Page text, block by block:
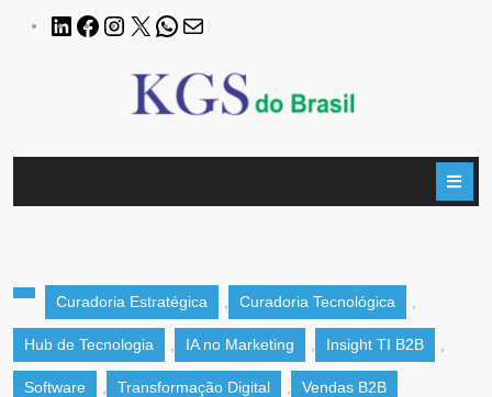
Curadoria Estratégica Curadoria Tecnológica
Hub de Tecnologia IA no Marketing Insight TI B2B
Software Transformação Digital Vendas B2B